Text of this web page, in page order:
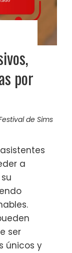
por
de Sims
a
ser
únicos y